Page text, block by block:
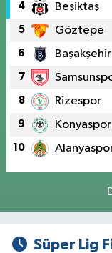
4 Beşiktaş
5 Göztepe
6 Başakşehir
7
8 Rizespor
9 Konyaspor
10
Süper Lig